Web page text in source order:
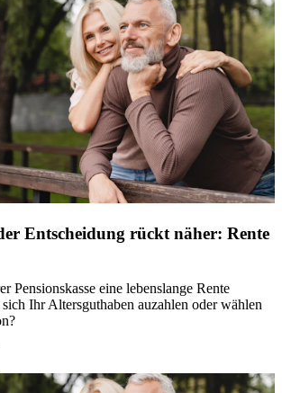
Entscheidung rückt näher: Rente
Pensionskasse eine lebenslange Rente
sich Ihr Altersguthaben auzahlen oder wählen